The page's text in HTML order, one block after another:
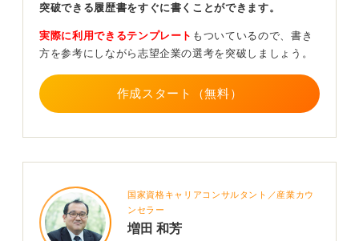
丁寧な姿勢を、企業に対してしっかりと示していきまし
ょう。
突破できる履歴書をすぐに書くことができます。
実際に利用できるテンプレート もついているので、書き
方を参考にしながら志望企業の選考を突破しましょう。
作成スタート（無料）
国家資格キャリアコンサルタント／産業カウ
ンセラー
増田 和芳